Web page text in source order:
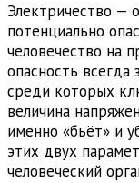
Электричество —
потенциально
человечество на
опасность всегда
среди которых
величина
именно «бьёт» и
этих двух
человеческий